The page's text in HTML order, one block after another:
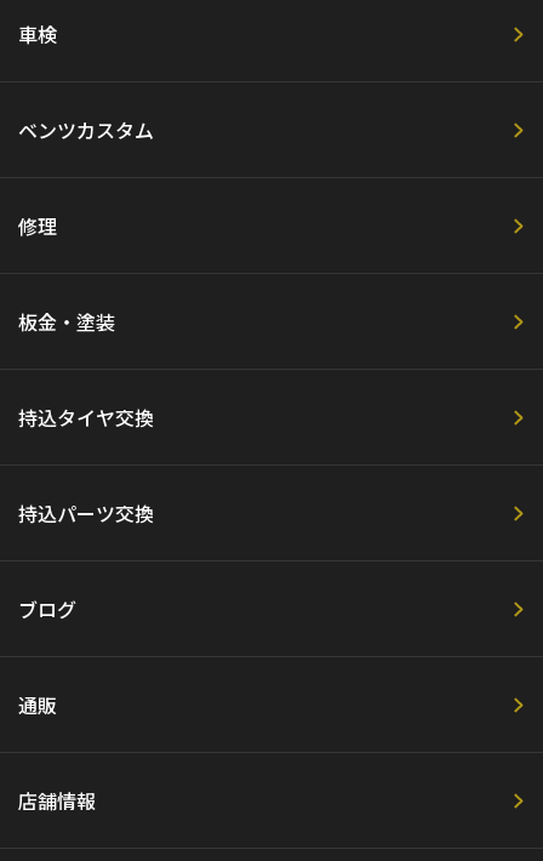
車検
ベンツカスタム
修理
板金・塗装
持込タイヤ交換
持込パーツ交換
ブログ
通販
店舗情報